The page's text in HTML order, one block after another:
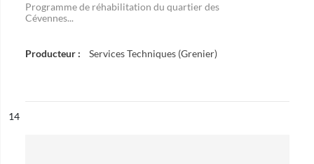
Programme de réhabilitation du quartier des
Cévennes...
Producteur : Services Techniques (Grenier)
n°
14